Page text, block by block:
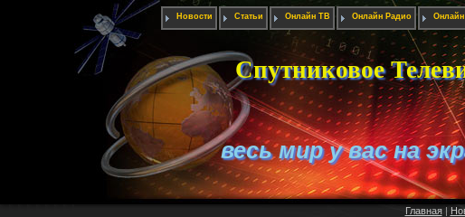
Новости Статьи Онлайн ТВ Онлайн Радио
Спутниковое
весь мир у вас на
Главная|